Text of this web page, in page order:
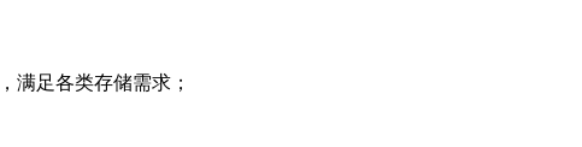
满足各类存储需求；